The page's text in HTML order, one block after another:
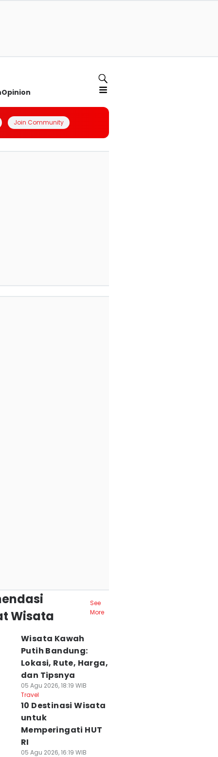
Opinion
Join Community
Wisata
See
More
Wisata Kawah
Putih Bandung:
Lokasi, Rute, Harga,
dan Tipsnya
05 Agu 2026, 18:19 WIB
Travel
10 Destinasi Wisata
untuk
Memperingati HUT
RI
05 Agu 2026, 16:19 WIB